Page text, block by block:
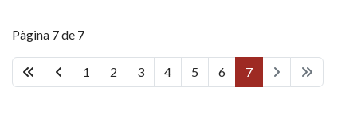
Pàgina 7 de 7
1 2 3 4 5 6 7